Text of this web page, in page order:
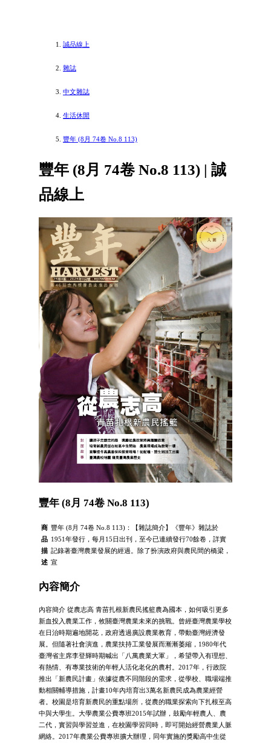
誠品線上
雜誌
中文雜誌
生活休閒
豐年 (8月 74卷 No.8 113)
豐年 (8月 74卷 No.8 113) | 誠
品線上
豐年 (8月 74卷 No.8 113)
商
品
描
述
豐年 (8月 74卷 No.8 113)：【雜誌簡介】《豐年》雜誌於
1951年發行，每月15日出刊，至今已連續發行70餘卷，詳實
記錄著臺灣農業發展的經過。除了扮演政府與農民間的橋梁，
宣
內容簡介
內容簡介 從農志高 青苗扎根新農民搖籃農為國本，如何吸引更多
新血投入農業工作，攸關臺灣農業未來的挑戰。曾經臺灣農業學校
在日治時期遍地開花，政府透過廣設農業教育，帶動臺灣經濟發
展。但隨著社會演進，農業扶持工業發展而漸漸萎縮，1980年代
臺灣省主席李登輝時期喊出「八萬農業大軍」，希望帶入有理想、
有熱情、有專業技術的年輕人活化老化的農村。2017年，行政院
推出「新農民計畫」依據從農不同階段的需求，從學校、職場端推
動相關輔導措施，計畫10年內培育出3萬名新農民成為農業經營
者。校園是培育新農民的重點場所，從農的職業探索向下扎根至高
中與大學生。大學農業公費專班2015年試辦，鼓勵年輕農人、農
二代，實習與學習並進，在校園學習同時，即可開始經營農業人脈
網絡。2017年農業公費專班擴大辦理，同年實施的獎勵高中生從